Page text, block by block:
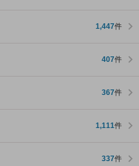
1,447件
407件
367件
1,111件
337件